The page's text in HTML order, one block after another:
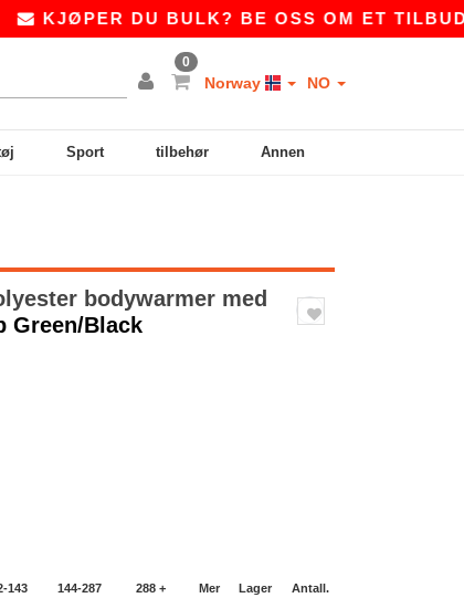
DU BULK? BE OSS OM ET TILBUD PÅ
0
Norway NO
Sport tilbehør Annen
bodywarmer med
Green/Black
143 144-287 288 + Mer Lager Antall.